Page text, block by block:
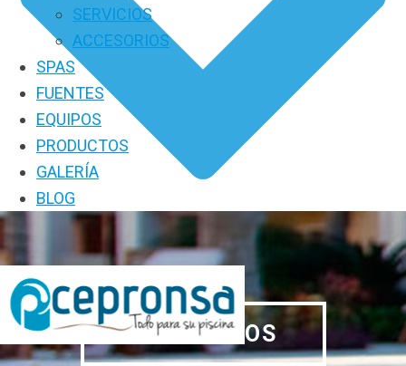
SERVICIOS
ACCESORIOS
SPAS
FUENTES
EQUIPOS
PRODUCTOS
GALERÍA
BLOG
PRODUCTOS